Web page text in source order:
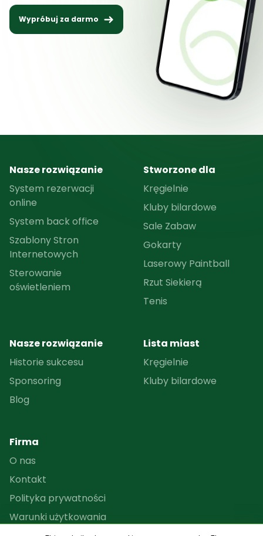
Wypróbuj za darmo
Nasze rozwiązanie
System rezerwacji
online
System back office
Szablony Stron
Internetowych
Sterowanie
oświetleniem
Stworzone dla
Kręgielnie
Kluby bilardowe
Sale Zabaw
Gokarty
Laserowy Paintball
Rzut Siekierą
Tenis
Nasze rozwiązanie
Historie sukcesu
Sponsoring
Blog
Lista miast
Kręgielnie
Kluby bilardowe
Firma
O nas
Kontakt
Polityka prywatności
Warunki użytkowania